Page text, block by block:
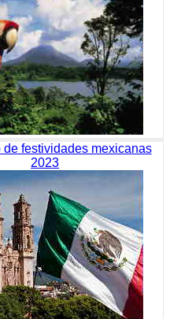
festividades mexicanas
2023